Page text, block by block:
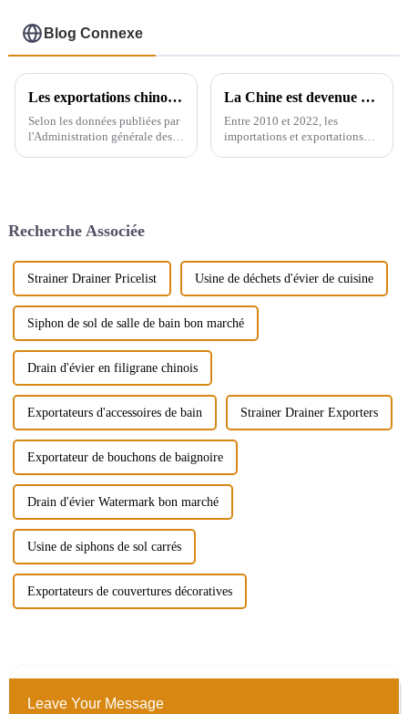
Blog Connexe
Les exportations chinoises d'appareils sanitaires
Selon les données publiées par
l'Administration générale des
générale à la hausse. En 2021,...
La Chine est devenue un exportateur majeur de produits sanitaires
Entre 2010 et 2022, les
importations et exportations
Recherche Associée
Strainer Drainer Pricelist Usine de déchets d'évier de cuisine
Siphon de sol de salle de bain bon marché
Drain d'évier en filigrane chinois
Exportateurs d'accessoires de bain Strainer Drainer Exporters
Exportateur de bouchons de baignoire
Drain d'évier Watermark bon marché
Usine de siphons de sol carrés
Exportateurs de couvertures décoratives
Leave Your Message